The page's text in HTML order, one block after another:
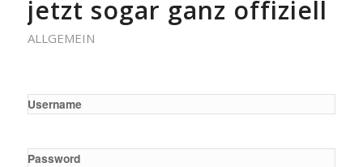
jetzt sogar ganz offiziell
ALLGEMEIN
Username
Password